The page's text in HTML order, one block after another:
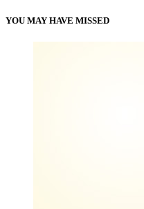
YOU MAY HAVE MISSED